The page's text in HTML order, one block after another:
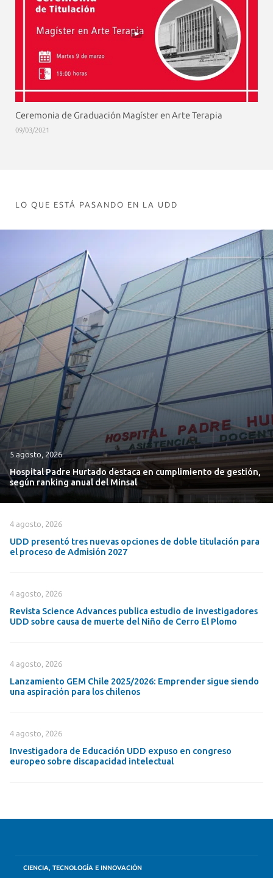
Ceremonia de Graduación Magíster en Arte Terapia
09/03/2021
LO QUE ESTÁ PASANDO EN LA UDD
5 agosto, 2026
Hospital Padre Hurtado destaca en cumplimiento de gestión,
según ranking anual del Minsal
4 agosto, 2026
UDD presentó tres nuevas opciones de doble titulación para
el proceso de Admisión 2027
4 agosto, 2026
Revista Science Advances publica estudio de investigadores
UDD sobre causa de muerte del Niño de Cerro El Plomo
4 agosto, 2026
Lanzamiento GEM Chile 2025/2026: Emprender sigue siendo
una aspiración para los chilenos
4 agosto, 2026
Investigadora de Educación UDD expuso en congreso
europeo sobre discapacidad intelectual
CIENCIA, TECNOLOGÍA E INNOVACIÓN